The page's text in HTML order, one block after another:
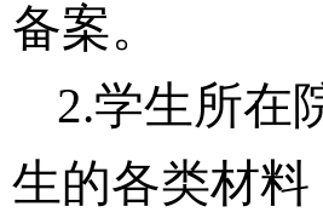
备案。
2.学生所在
生的各类材